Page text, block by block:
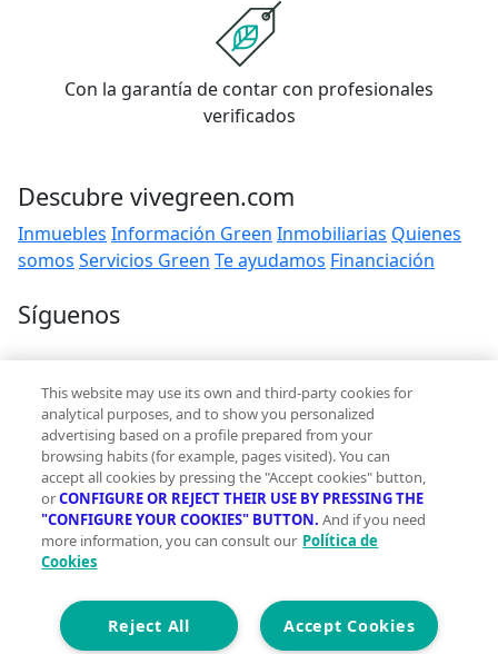
Con la garantía de contar con profesionales
verificados
Descubre vivegreen.com
Inmuebles Información Green Inmobiliarias Quienes
somos Servicios Green Te ayudamos Financiación
Síguenos
Contacto
hola@vivegreen.com
Aviso Legal
Condiciones de uso
Politica de privacidad
Política de cookies
This website may use its own and third-party cookies for
analytical purposes, and to show you personalized
advertising based on a profile prepared from your
browsing habits (for example, pages visited). You can
accept all cookies by pressing the "Accept cookies" button,
orCONFIGURE OR REJECT THEIR USE BY PRESSING THE
"CONFIGURE YOUR COOKIES" BUTTON. And if you need
more information, you can consult our Política de
Cookies
Accept Cookies
Reject All